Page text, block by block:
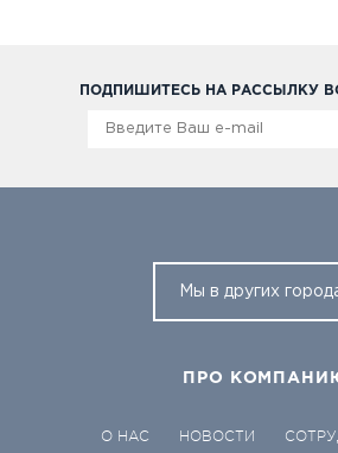
ПОДПИШИТЕСЬ НА РАССЫЛКУ
Мы в других
ПРО
О НАС НОВОСТИ